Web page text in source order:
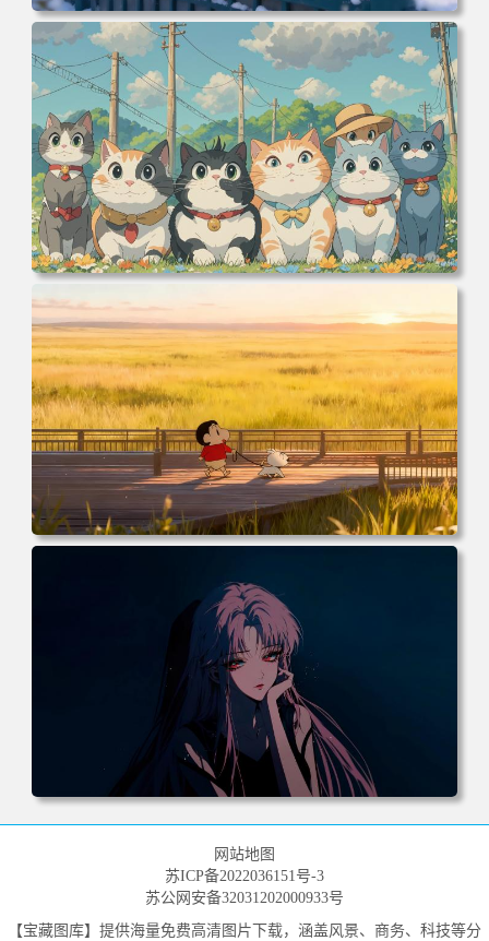
电脑壁纸 动漫 冬季 公交车 朱迪狐尼克 4K 电脑壁纸 3840x2
160 电脑桌面 高清壁纸 壁纸下载 壁纸大全
电脑壁纸 可爱动物 喵 喵星人 猫 猫咪 萌宠 电脑桌面 高清壁
纸 壁纸下载 壁纸大全
电脑壁纸 动漫 小白 日落 木栈道 田野 蜡笔小新 遛小白 麦田
电脑桌面 高清壁纸 壁纸下载 壁纸大全
电脑桌面 高清壁纸 壁纸下载 壁纸大全
网站地图
苏ICP备2022036151号-3
苏公网安备32031202000933号
【宝藏图库】提供海量免费高清图片下载，涵盖风景、商务、科技等分